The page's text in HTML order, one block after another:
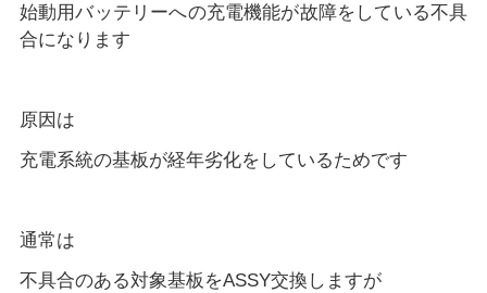
始動用バッテリーへの充電機能が故障をしている不具
合になります
原因は
充電系統の基板が経年劣化をしているためです
通常は
不具合のある対象基板をASSY交換しますが